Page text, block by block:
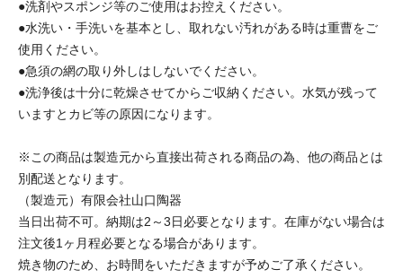
●洗剤やスポンジ等のご使用はお控えください。
●水洗い・手洗いを基本とし、取れない汚れがある時は重曹をご
使用ください。
●急須の網の取り外しはしないでください。
●洗浄後は十分に乾燥させてからご収納ください。水気が残って
いますとカビ等の原因になります。
※この商品は製造元から直接出荷される商品の為、他の商品とは
別配送となります。
（製造元）有限会社山口陶器
当日出荷不可。納期は2～3日必要となります。在庫がない場合は
注文後1ヶ月程必要となる場合があります。
焼き物のため、お時間をいただきますが予めご了承ください。